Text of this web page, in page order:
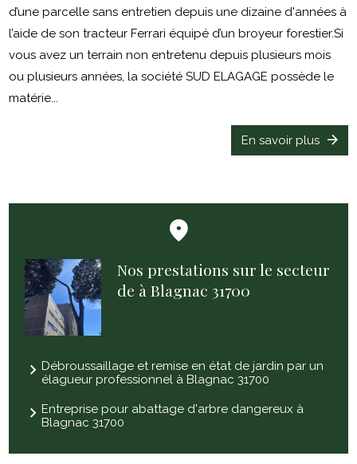
d’une parcelle sans entretien depuis une dizaine d'années à
l’aide de son tracteur Ferrari équipé d’un broyeur forestier.Si
vous avez un terrain non entretenu depuis plusieurs mois
ou plusieurs années, la société SUD ELAGAGE possède le
matérie...
En savoir plus
Nos prestations sur le secteur
de à Blagnac 31700
Débroussaillage et remise en état de jardin par un
élagueur professionnel à Blagnac 31700
Entreprise pour abattage d'arbre dangereux à
Blagnac 31700